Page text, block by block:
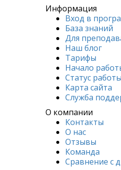
Информация
Вход в
База знаний
Для
Наш блог
Тарифы
Начало
Статус работы
Карта сайта
Служба
О компании
Контакты
О нас
Отзывы
Команда
Сравнение с